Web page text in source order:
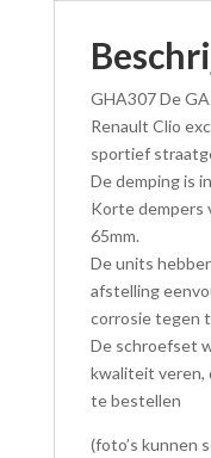
GHA307 De
Renault Clio
sportief
De demping is
Korte dempers
65mm.
De units
afstelling
corrosie tegen
De schroefset
kwaliteit veren,
te bestellen
(foto’s kunnen